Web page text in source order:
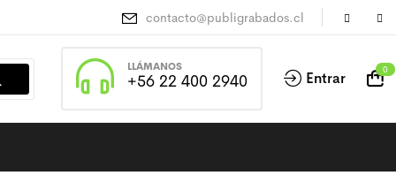
contacto@publigrabados.cl
LLÁMANOS
+56 22 400 2940 Entrar 0